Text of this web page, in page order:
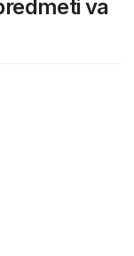
va